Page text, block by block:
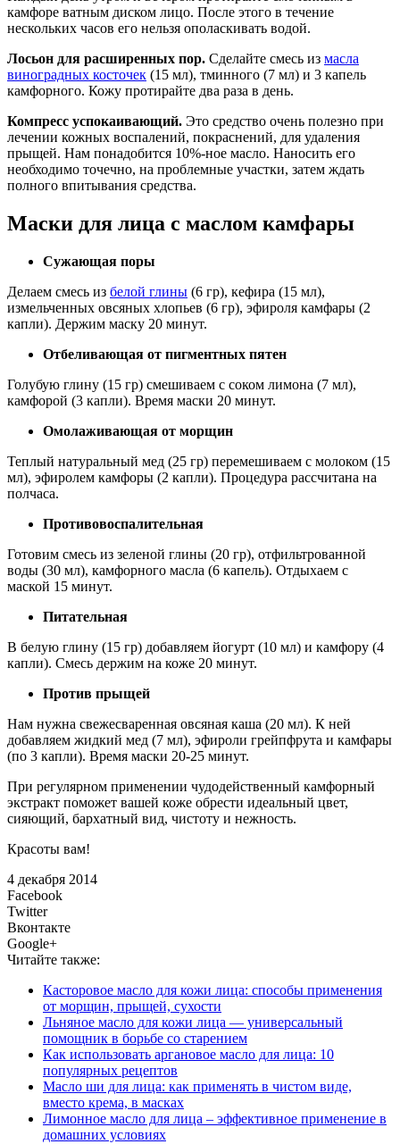
камфоре ватным диском лицо. После этого в течение
нескольких часов его нельзя ополаскивать водой.
Лосьон для расширенных пор. Сделайте смесь из масла
виноградных косточек (15 мл), тминного (7 мл) и 3 капель
камфорного. Кожу протирайте два раза в день.
Компресс успокаивающий. Это средство очень полезно при
лечении кожных воспалений, покраснений, для удаления
прыщей. Нам понадобится 10%-ное масло. Наносить его
необходимо точечно, на проблемные участки, затем ждать
полного впитывания средства.
Маски для лица с маслом камфары
Сужающая поры
Делаем смесь из белой глины (6 гр), кефира (15 мл),
измельченных овсяных хлопьев (6 гр), эфироля камфары (2
капли). Держим маску 20 минут.
Отбеливающая от пигментных пятен
Голубую глину (15 гр) смешиваем с соком лимона (7 мл),
камфорой (3 капли). Время маски 20 минут.
Омолаживающая от морщин
Теплый натуральный мед (25 гр) перемешиваем с молоком (15
мл), эфиролем камфоры (2 капли). Процедура рассчитана на
полчаса.
Противовоспалительная
Готовим смесь из зеленой глины (20 гр), отфильтрованной
воды (30 мл), камфорного масла (6 капель). Отдыхаем с
маской 15 минут.
Питательная
В белую глину (15 гр) добавляем йогурт (10 мл) и камфору (4
капли). Смесь держим на коже 20 минут.
Против прыщей
Нам нужна свежесваренная овсяная каша (20 мл). К ней
добавляем жидкий мед (7 мл), эфироли грейпфрута и камфары
(по 3 капли). Время маски 20-25 минут.
При регулярном применении чудодейственный камфорный
экстракт поможет вашей коже обрести идеальный цвет,
сияющий, бархатный вид, чистоту и нежность.
Красоты вам!
4 декабря 2014
Facebook
Twitter
Вконтакте
Google+
Читайте также:
Касторовое масло для кожи лица: способы применения
от морщин, прыщей, сухости
Льняное масло для кожи лица — универсальный
помощник в борьбе со старением
Как использовать аргановое масло для лица: 10
популярных рецептов
Масло ши для лица: как применять в чистом виде,
вместо крема, в масках
Лимонное масло для лица – эффективное применение в
домашних условиях